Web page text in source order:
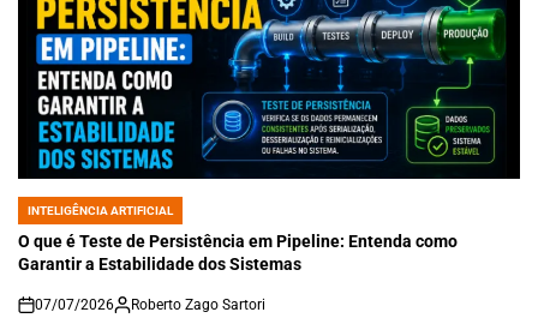
POSTED
IN
INTELIGÊNCIA ARTIFICIAL
O que é Teste de Persistência em Pipeline: Entenda como
Garantir a Estabilidade dos Sistemas
on
07/07/2026 Roberto Zago Sartori